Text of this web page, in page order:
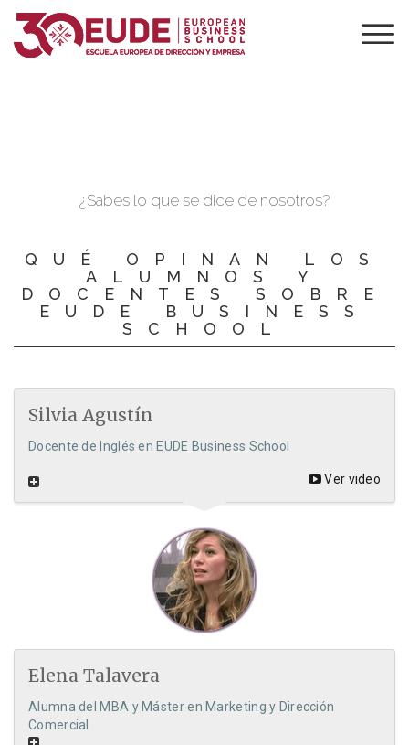
FINANCIACIONES
¿Sabes lo que se dice de nosotros?
QUÉ OPINAN LOS
ALUMNOS Y
DOCENTES SOBRE
EUDE BUSINESS
SCHOOL
Silvia Agustín
Docente de Inglés en EUDE Business School
Ver video
Elena Talavera
Alumna del MBA y Máster en Marketing y Dirección
Comercial